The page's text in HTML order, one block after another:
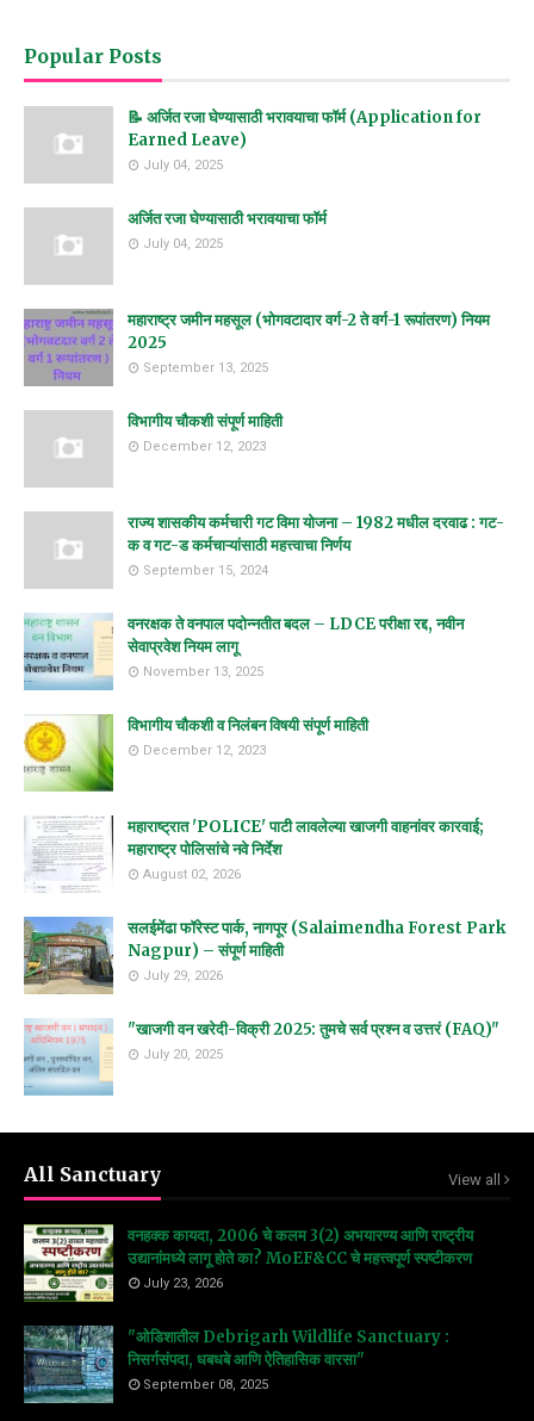
Popular Posts
📝 अर्जित रजा घेण्यासाठी भरावयाचा फॉर्म (Application for
Earned Leave)
July 04, 2025
अर्जित रजा घेण्यासाठी भरावयाचा फॉर्म
July 04, 2025
महाराष्ट्र जमीन महसूल (भोगवटादार वर्ग-2 ते वर्ग-1 रूपांतरण) नियम
2025
September 13, 2025
विभागीय चौकशी संपूर्ण माहिती
December 12, 2023
राज्य शासकीय कर्मचारी गट विमा योजना – 1982 मधील दरवाढ : गट-
क व गट-ड कर्मचाऱ्यांसाठी महत्त्वाचा निर्णय
September 15, 2024
वनरक्षक ते वनपाल पदोन्नतीत बदल – LDCE परीक्षा रद्द, नवीन
सेवाप्रवेश नियम लागू
November 13, 2025
विभागीय चौकशी व निलंबन विषयी संपूर्ण माहिती
December 12, 2023
महाराष्ट्रात 'POLICE' पाटी लावलेल्या खाजगी वाहनांवर कारवाई;
महाराष्ट्र पोलिसांचे नवे निर्देश
August 02, 2026
सलईमेंढा फॉरेस्ट पार्क, नागपूर (Salaimendha Forest Park
Nagpur) – संपूर्ण माहिती
July 29, 2026
"खाजगी वन खरेदी-विक्री 2025: तुमचे सर्व प्रश्न व उत्तरं (FAQ)"
July 20, 2025
All Sanctuary View all
वनहक्क कायदा, 2006 चे कलम 3(2) अभयारण्य आणि राष्ट्रीय
उद्यानांमध्ये लागू होते का? MoEF&CC चे महत्त्वपूर्ण स्पष्टीकरण
July 23, 2026
"ओडिशातील Debrigarh Wildlife Sanctuary :
निसर्गसंपदा, धबधबे आणि ऐतिहासिक वारसा"
September 08, 2025